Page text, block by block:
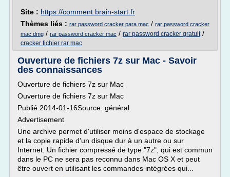
Site : https://comment.brain-start.fr
Thèmes liés : rar password cracker para mac / rar password cracker
mac dmg / rar password cracker mac / rar password cracker gratuit/
cracker fichier rar mac
Ouverture de fichiers 7z sur Mac - Savoir
des connaissances
Ouverture de fichiers 7z sur Mac
Ouverture de fichiers 7z sur Mac
Publié:2014-01-16Source: général
Advertisement
Une archive permet d'utiliser moins d'espace de stockage
et la copie rapide d'un disque dur à un autre ou sur
Internet. Un fichier compressé de type "7z", qui est commun
dans le PC ne sera pas reconnu dans Mac OS X et peut
être ouvert en utilisant les commandes intégrées qui...